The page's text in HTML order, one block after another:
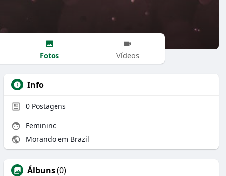
Fotos Vídeos
Info
0 Postagens
Feminino
Morando em Brazil
Álbuns(0)